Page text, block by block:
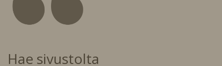
Hae sivustolta